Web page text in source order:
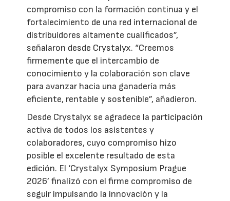
compromiso con la formación continua y el
fortalecimiento de una red internacional de
distribuidores altamente cualificados”,
señalaron desde Crystalyx. “Creemos
firmemente que el intercambio de
conocimiento y la colaboración son clave
para avanzar hacia una ganadería más
eficiente, rentable y sostenible”, añadieron.
Desde Crystalyx se agradece la participación
activa de todos los asistentes y
colaboradores, cuyo compromiso hizo
posible el excelente resultado de esta
edición. El ‘Crystalyx Symposium Prague
2026’ finalizó con el firme compromiso de
seguir impulsando la innovación y la